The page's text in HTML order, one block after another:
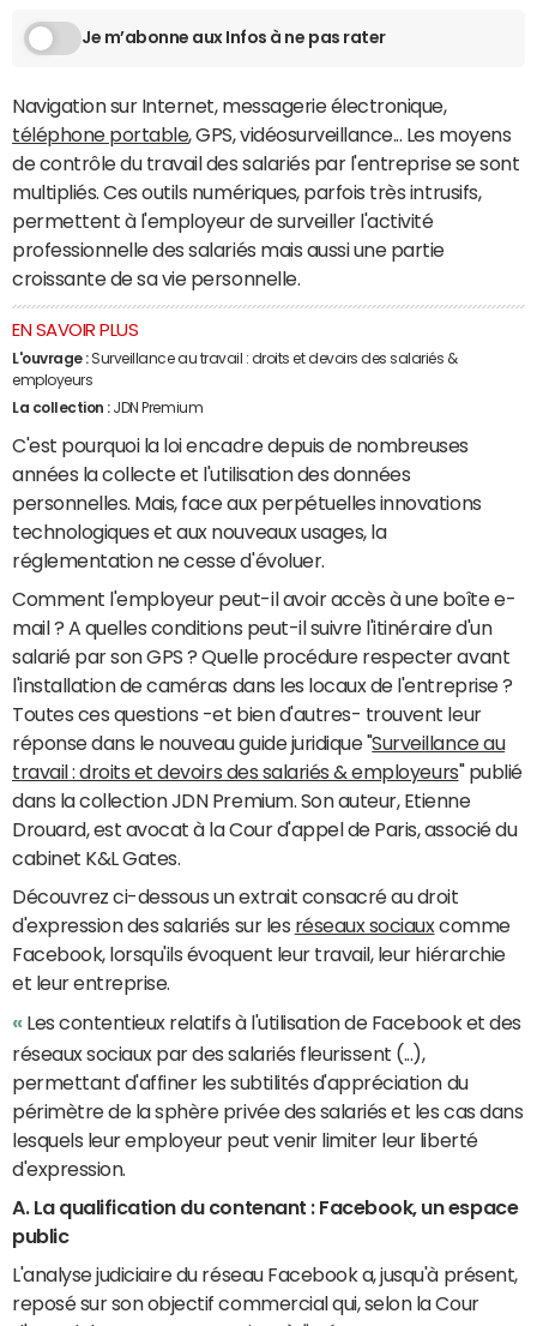
Je m’abonne aux Infos à ne pas rater
Navigation sur Internet, messagerie électronique,
téléphone portable, GPS, vidéosurveillance... Les moyens
de contrôle du travail des salariés par l'entreprise se sont
multipliés. Ces outils numériques, parfois très intrusifs,
permettent à l'employeur de surveiller l'activité
professionnelle des salariés mais aussi une partie
croissante de sa vie personnelle.
EN SAVOIR PLUS
L'ouvrage : Surveillance au travail : droits et devoirs des salariés &
employeurs
La collection : JDN Premium
C'est pourquoi la loi encadre depuis de nombreuses
années la collecte et l'utilisation des données
personnelles. Mais, face aux perpétuelles innovations
technologiques et aux nouveaux usages, la
réglementation ne cesse d'évoluer.
Comment l'employeur peut-il avoir accès à une boîte e-
mail ? A quelles conditions peut-il suivre l'itinéraire d'un
salarié par son GPS ? Quelle procédure respecter avant
l'installation de caméras dans les locaux de l'entreprise ?
Toutes ces questions -et bien d'autres- trouvent leur
réponse dans le nouveau guide juridique "Surveillance au
travail : droits et devoirs des salariés & employeurs" publié
dans la collection JDN Premium. Son auteur, Etienne
Drouard, est avocat à la Cour d'appel de Paris, associé du
cabinet K&L Gates.
Découvrez ci-dessous un extrait consacré au droit
d'expression des salariés sur les réseaux sociauxcomme
Facebook, lorsqu'ils évoquent leur travail, leur hiérarchie
et leur entreprise.
« Les contentieux relatifs à l'utilisation de Facebook et des
réseaux sociaux par des salariés fleurissent (...),
permettant d'affiner les subtilités d'appréciation du
périmètre de la sphère privée des salariés et les cas dans
lesquels leur employeur peut venir limiter leur liberté
d'expression.
A. La qualification du contenant : Facebook, un espace
public
L'analyse judiciaire du réseau Facebook a, jusqu'à présent,
reposé sur son objectif commercial qui, selon la Cour